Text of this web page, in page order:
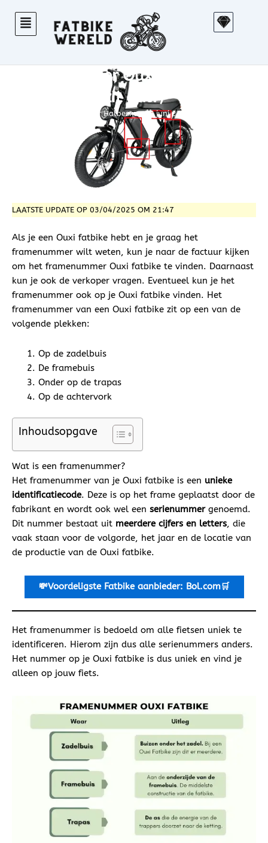
S
k
t
Framenummer Ouxi fatbike (waar
zit dat?)
Warner Halbesma juni 25, 2024
LAATSTE UPDATE OP 03/04/2025 OM 21:47
Als je een Ouxi fatbike hebt en je graag het
framenummer wilt weten, kun je naar de factuur kijken
om het framenummer Ouxi fatbike te vinden. Daarnaast
kun je ook de verkoper vragen. Eventueel kun je het
framenummer ook op je Ouxi fatbike vinden. Het
framenummer van een Ouxi fatbike zit op een van de
volgende plekken:
Op de zadelbuis
De framebuis
Onder op de trapas
Op de achtervork
Inhoudsopgave
Wat is een framenummer?
Het framenummer van je Ouxi fatbike is een unieke
identificatiecode. Deze is op het frame geplaatst door de
fabrikant en wordt ook wel een serienummergenoemd.
Dit nummer bestaat uit meerdere cijfers en letters, die
vaak staan voor de volgorde, het jaar en de locatie van
de productie van de Ouxi fatbike.
💸Voordeligste Fatbike aanbieder: Bol.com🛒
Het framenummer is bedoeld om alle fietsen uniek te
identificeren. Hierom zijn dus alle serienummers anders.
Het nummer op je Ouxi fatbike is dus uniek en vind je
alleen op jouw fiets.